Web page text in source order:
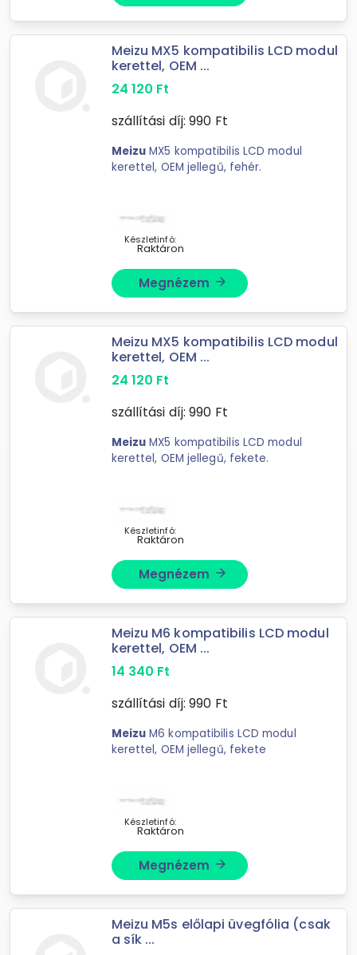
Meizu MX5 kompatibilis LCD modul
kerettel, OEM ...
24 120 Ft
szállítási díj: 990 Ft
Meizu MX5 kompatibilis LCD modul
kerettel, OEM jellegű, fehér.
Készletinfó:
Raktáron
Megnézem arrow_forward
Meizu MX5 kompatibilis LCD modul
kerettel, OEM ...
24 120 Ft
szállítási díj: 990 Ft
Meizu MX5 kompatibilis LCD modul
kerettel, OEM jellegű, fekete.
Készletinfó:
Raktáron
Megnézem arrow_forward
Meizu M6 kompatibilis LCD modul
kerettel, OEM ...
14 340 Ft
szállítási díj: 990 Ft
Meizu M6 kompatibilis LCD modul
kerettel, OEM jellegű, fekete
Készletinfó:
Raktáron
Megnézem arrow_forward
Meizu M5s előlapi üvegfólia (csak
a sík ...